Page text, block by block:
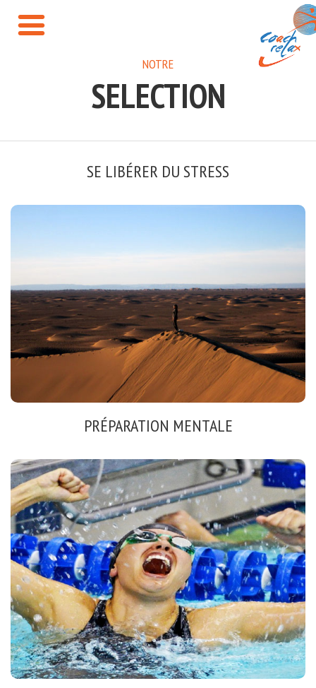
NOTRE
SELECTION
SE LIBÉRER DU STRESS
FORMATION - COACHING
Gestion du stress professionnel
Gestion du stress quotidien
Voir
PRÉPARATION MENTALE
PERFORMANCE - FORMATION
Coaching mental
Préparation compétitions
Formation
Voir